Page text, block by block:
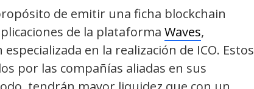
de emitir una ficha blockchain
de la plataforma Waves,
en la realización de ICO. Estos
por las compañías aliadas en sus